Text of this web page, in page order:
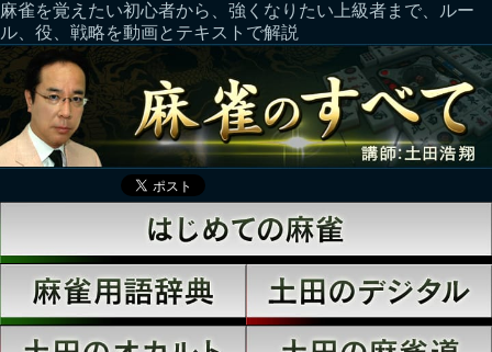
麻雀を覚えたい初心者から、強くなりたい上級者まで、ルー
ル、役、戦略を動画とテキストで解説